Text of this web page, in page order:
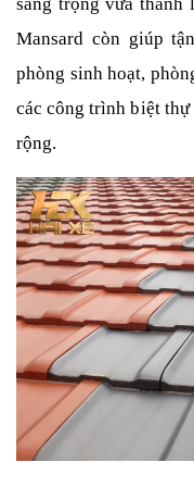
Mansard còn giúp
phòng sinh hoạt,
các công trình biệt
rộng.